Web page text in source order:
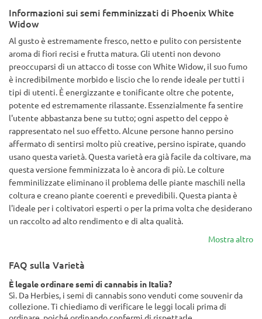
Informazioni sui semi femminizzati di Phoenix White
Widow
Al gusto è estremamente fresco, netto e pulito con persistente
aroma di fiori recisi e frutta matura. Gli utenti non devono
preoccuparsi di un attacco di tosse con White Widow, il suo fumo
è incredibilmente morbido e liscio che lo rende ideale per tutti i
tipi di utenti. È energizzante e tonificante oltre che potente,
potente ed estremamente rilassante. Essenzialmente fa sentire
l'utente abbastanza bene su tutto; ogni aspetto del ceppo è
rappresentato nel suo effetto. Alcune persone hanno persino
affermato di sentirsi molto più creative, persino ispirate, quando
usano questa varietà. Questa varietà era già facile da coltivare, ma
questa versione femminizzata lo è ancora di più. Le colture
femminilizzate eliminano il problema delle piante maschili nella
coltura e creano piante coerenti e prevedibili. Questa pianta è
l'ideale per i coltivatori esperti o per la prima volta che desiderano
un raccolto ad alto rendimento e di alta qualità.
Mostra altro
FAQ sulla Varietà
È legale ordinare semi di cannabis in Italia?
Sì. Da Herbies, i semi di cannabis sono venduti come souvenir da
collezione. Ti chiediamo di verificare le leggi locali prima di